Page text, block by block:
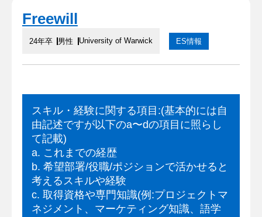
Freewill
24年卒 男性 University of Warwick ES情報
スキル・経験に関する項目:(基本的には自
由記述ですが以下のa〜dの項目に照らし
て記載)
a. これまでの経歴
b. 希望部署/役職/ポジションで活かせると
考えるスキルや経験
c. 取得資格や専門知識(例:プロジェクトマ
ネジメント、マーケティング知識、語学